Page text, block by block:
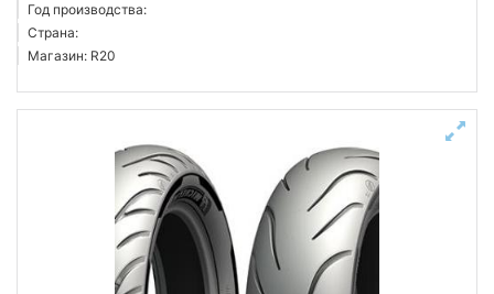
Год производства:
Страна:
Магазин: R20